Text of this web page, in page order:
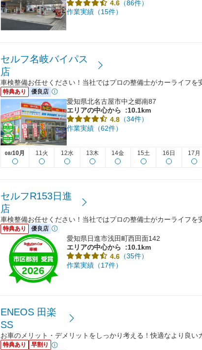
4.6 （86件）
作業実績（15件）
セルフ名岐バイパス
店
車検整備お任せください！当社ではプロの整備士がカーライフを
特典あり 優良店
愛知県北名古屋市中之郷南87
エリアの中心から
:10.1km
4.8 （34件）
作業実績（62件）
08/10月 11火 12水 13木 14金 15土 16日 17月
セルフR153日進
店
車検整備お任せください！当社ではプロの整備士がカーライフを
特典あり 優良店
愛知県日進市浅田町西田面142
エリアの中心から
:10.1km
4.6 （35件）
作業実績（17件）
ENEOS 田楽
SS
お車のメリット・デメリットをしっかり考える！快適なより良い
特典あり 早割り